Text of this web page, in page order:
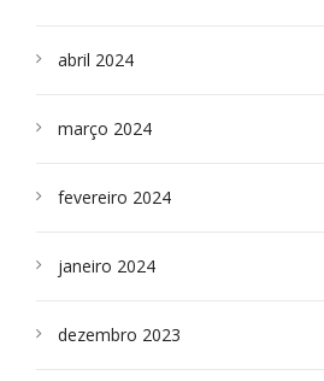
abril 2024
março 2024
fevereiro 2024
janeiro 2024
dezembro 2023